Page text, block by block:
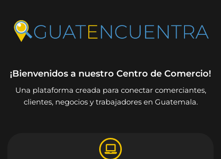
¡Bienvenidos a nuestro Centro de Comercio!
Una plataforma creada para conectar comerciantes,
clientes, negocios y trabajadores en Guatemala.